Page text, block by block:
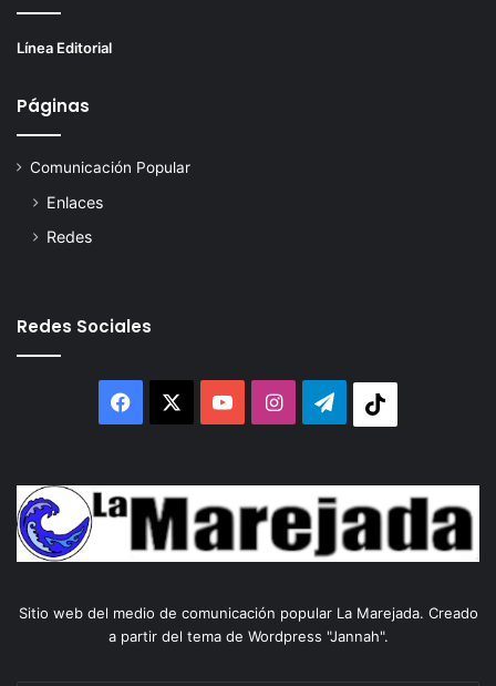
Línea Editorial
Páginas
Comunicación Popular
Enlaces
Redes
Redes Sociales
Facebook YouTubeInstagram
Telegram
Sitio web del medio de comunicación popular La Marejada. Creado
a partir del tema de Wordpress "Jannah".